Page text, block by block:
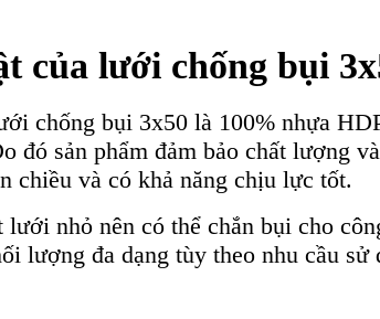
của lưới chống bụi
chống bụi 3x50 là 100% nhựa
đó sản phẩm đảm bảo chất lượng
chiều và có khả năng chịu lực tốt.
nhỏ nên có thể chắn bụi cho
lượng đa dạng tùy theo nhu cầu sử